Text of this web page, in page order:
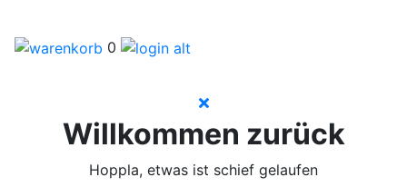
0
Willkommen zurück
Hoppla, etwas ist schief gelaufen